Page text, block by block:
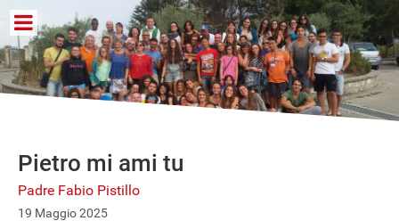
Pietro mi ami tu
Padre Fabio Pistillo
19 Maggio 2025